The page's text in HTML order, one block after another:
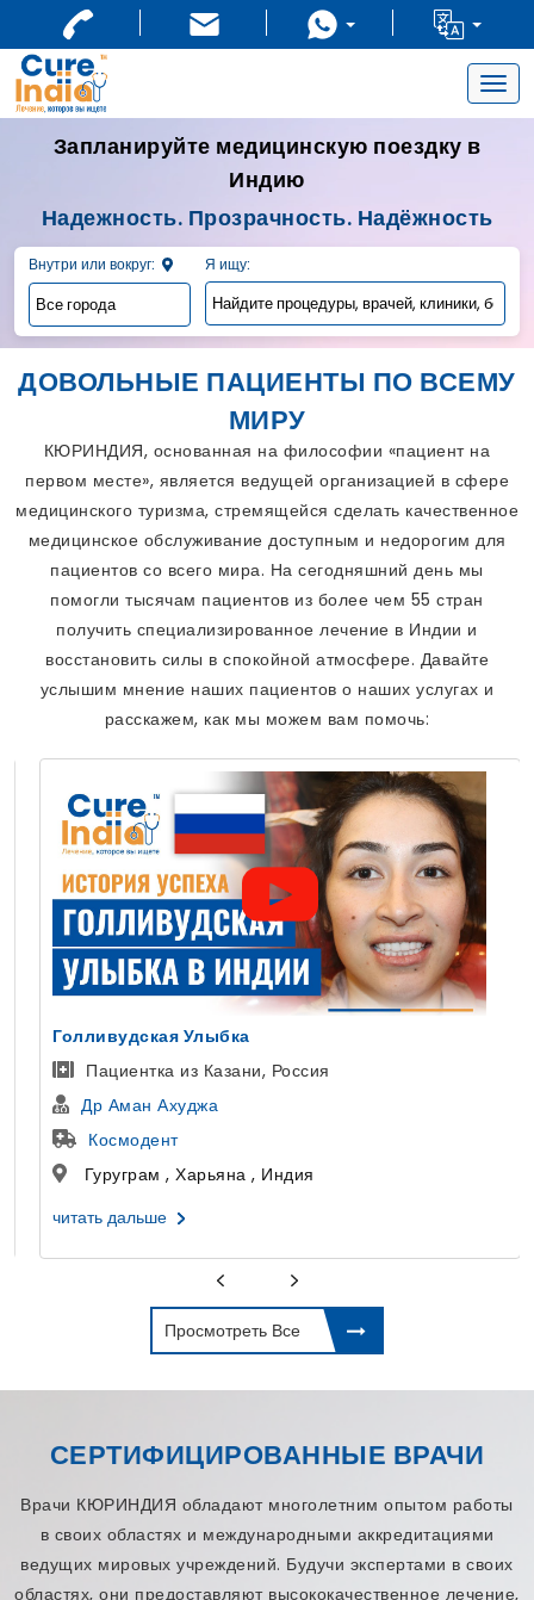
Запланируйте медицинскую поездку в
Индию
Надежность. Прозрачность. Надёжность
Внутри или вокруг: Я ищу:
ДОВОЛЬНЫЕ ПАЦИЕНТЫ ПО ВСЕМУ
МИРУ
КЮРИНДИЯ, основанная на философии «пациент на
первом месте», является ведущей организацией в сфере
медицинского туризма, стремящейся сделать качественное
медицинское обслуживание доступным и недорогим для
пациентов со всего мира. На сегодняшний день мы
помогли тысячам пациентов из более чем 55 стран
получить специализированное лечение в Индии и
восстановить силы в спокойной атмосфере. Давайте
услышим мнение наших пациентов о наших услугах и
расскажем, как мы можем вам помочь:
Голливудская Улыбка
Пациентка из Казани, Россия
Др Аман Ахуджа
Космодент
Гуруграм , Харьяна , Индия
читать дальше
Просмотреть Все
СЕРТИФИЦИРОВАННЫЕ ВРАЧИ
Врачи КЮРИНДИЯ обладают многолетним опытом работы
в своих областях и международными аккредитациями
ведущих мировых учреждений. Будучи экспертами в своих
областях, они предоставляют высококачественное лечение,